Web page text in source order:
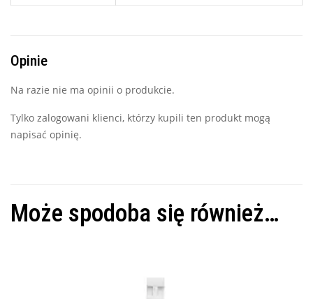
Opinie
Na razie nie ma opinii o produkcie.
Tylko zalogowani klienci, którzy kupili ten produkt mogą
napisać opinię.
Może spodoba się również…